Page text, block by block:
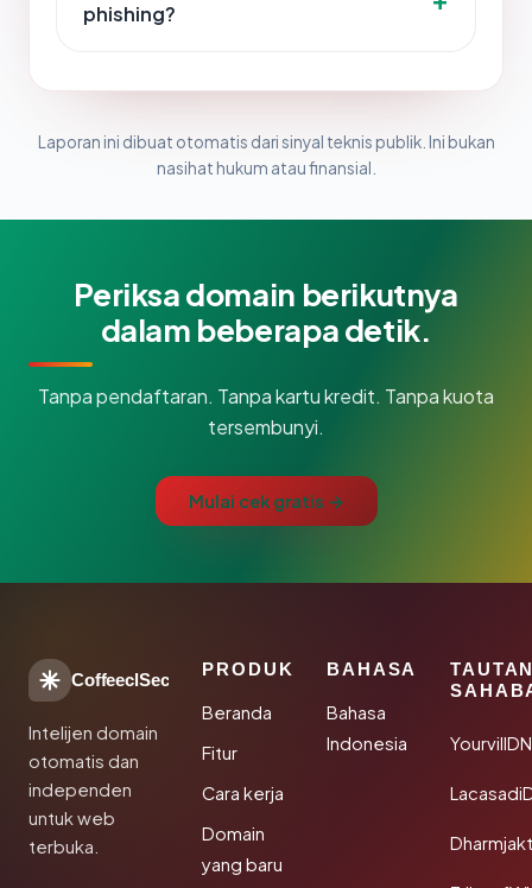
phishing?
Laporan ini dibuat otomatis dari sinyal teknis publik. Ini bukan
nasihat hukum atau finansial.
Periksa domain berikutnya
dalam beberapa detik.
Tanpa pendaftaran. Tanpa kartu kredit. Tanpa kuota
tersembunyi.
Mulai cek gratis →
CoffeeclSec
Intelijen domain
otomatis dan
independen
untuk web
terbuka.
PRODUK
Beranda
Fitur
Cara kerja
Domain
yang baru
BAHASA
Bahasa
Indonesia